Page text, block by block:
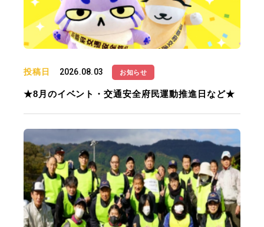
投稿日 2026.08.03 お知らせ
★8月のイベント・交通安全府民運動推進日など★